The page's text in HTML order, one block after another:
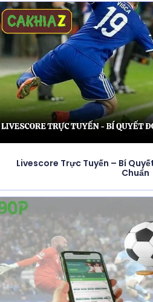
Livescore Trực Tuyến – Bí
Chuẩn